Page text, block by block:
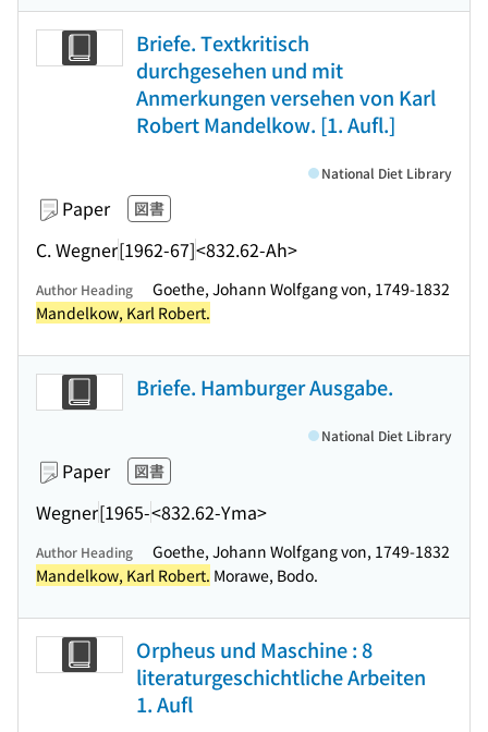
Briefe. Textkritisch
durchgesehen und mit
Anmerkungen versehen von Karl
Robert Mandelkow. [1. Aufl.]
Paper 図書
C. Wegner[1962-67]<832.62-Ah>
National Diet Library
Author Heading
Goethe, Johann Wolfgang von, 1749-1832
Mandelkow, Karl Robert.
Briefe. Hamburger Ausgabe.
Paper 図書
Wegner[1965-<832.62-Yma>
National Diet Library
Author Heading
Goethe, Johann Wolfgang von, 1749-1832
Mandelkow, Karl Robert. Morawe, Bodo.
Orpheus und Maschine : 8
literaturgeschichtliche Arbeiten
1. Aufl